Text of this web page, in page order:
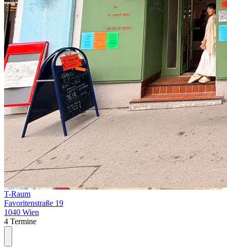
T-Raum
Favoritenstraße 19
1040 Wien
4 Termine